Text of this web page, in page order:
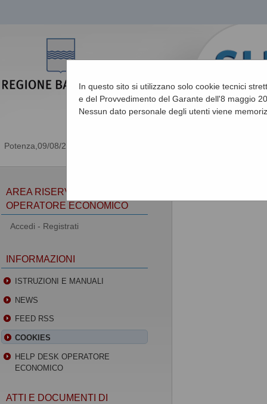
09/08/2026 09:51
In questo sito si utilizzano solo cookie tecnici
e del Provvedimento del Garante dell'8 maggio
Nessun dato personale degli utenti viene
AREA RISERVATA
OPERATORE ECONOMICO
Accedi - Registrati
INFORMAZIONI
ISTRUZIONI E MANUALI
NEWS
FEED RSS
COOKIES
HELP DESK OPERATORE
ECONOMICO
ATTI E DOCUMENTI DI